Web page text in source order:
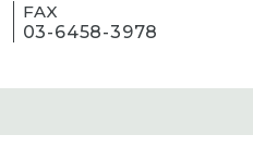
FAX
03-6458-3978